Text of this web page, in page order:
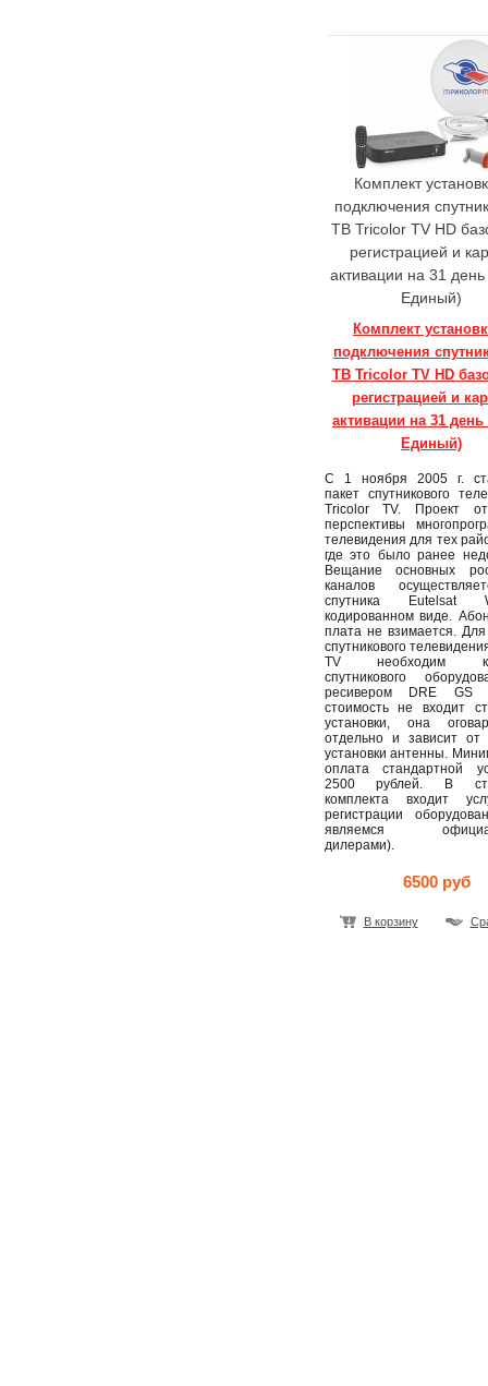
Комплект
подключения
ТВ Tricolor TV HD
регистрацией и
активации на 31 день
Единый)
Комплект
подключения
ТВ Tricolor TV HD
регистрацией и
активации на 31 день
Единый)
С 1 ноября 2005 г.
пакет спутникового
Tricolor TV. Проект
перспективы
телевидения для тех
где это было ранее
Вещание основных
каналов
спутника
кодированном виде.
плата не взимается.
спутникового
TV необходим
спутникового
ресивером DRE
стоимость не входит
установки, она
отдельно и зависит от
установки антенны.
оплата стандартной
2500 рублей. В
комплекта входит
регистрации
являемся
дилерами).
6500 руб
В корзину